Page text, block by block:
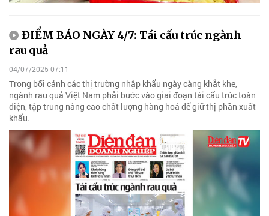
ĐIỂM BÁO NGÀY 4/7: Tái cấu trúc ngành
rau quả
04/07/2025 07:11
Trong bối cảnh các thị trường nhập khẩu ngày càng khắt khe,
ngành rau quả Việt Nam phải bước vào giai đoạn tái cấu trúc toàn
diện, tập trung nâng cao chất lượng hàng hoá để giữ thị phần xuất
khẩu.